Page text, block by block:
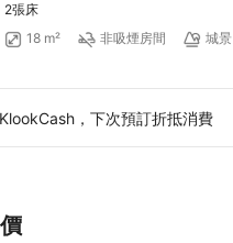
2張床
18 m²
非吸煙房間 城景
，下次預訂折抵消費